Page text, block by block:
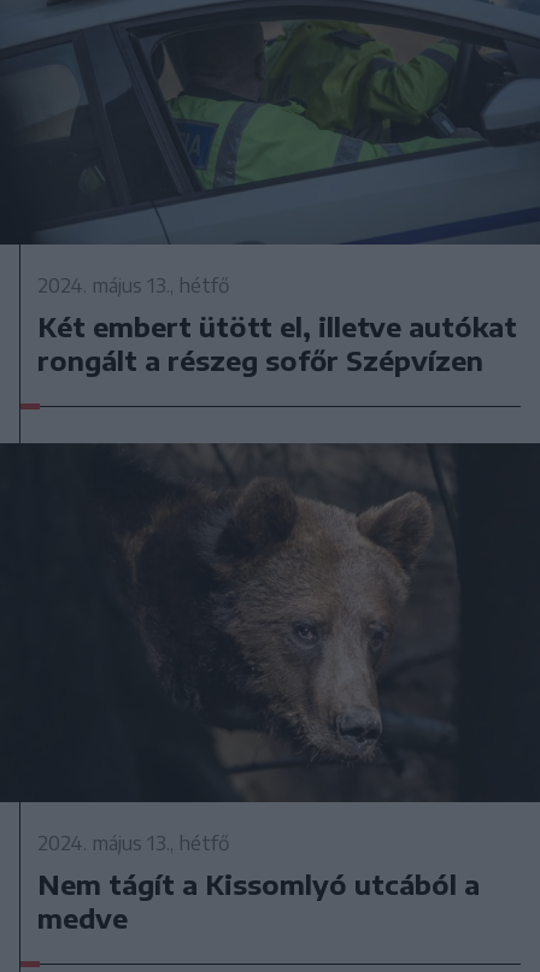
2024. május 13., hétfő
Két embert ütött el, illetve autókat
rongált a részeg sofőr Szépvízen
2024. május 13., hétfő
Nem tágít a Kissomlyó utcából a
medve